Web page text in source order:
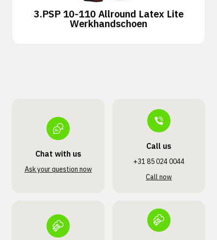
3.PSP 10-110 Allround Latex Lite
Werkhandschoen
Chat with us
Ask your question now
Call us
+31 85 024 0044
Call now